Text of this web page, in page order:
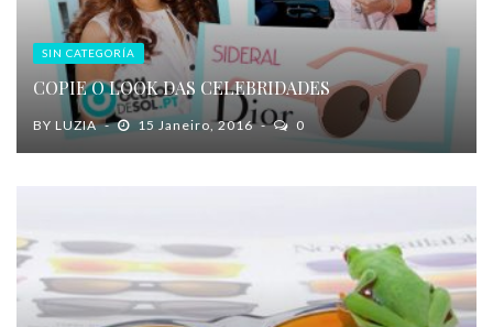
SIN CATEGORÍA
COPIE O LOOK DAS CELEBRIDADES
BY LUZIA 15 Janeiro, 2016 0